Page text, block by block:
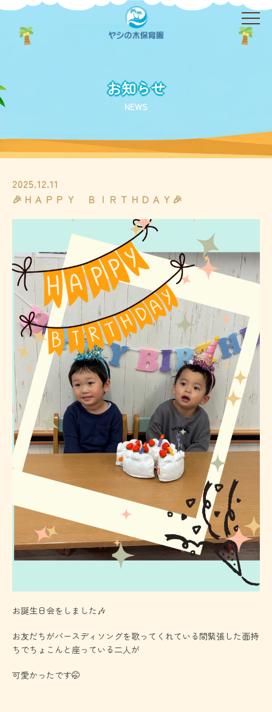
お知らせ
NEWS
2025.12.11
🎉ＨＡＰＰＹ ＢＩＲＴＨＤＡＹ🎉
お誕生日会をしました🎶
お友だちがバースディソングを歌ってくれている間緊張した面持
ちでちょこんと座っている二人が
可愛かったです🤭